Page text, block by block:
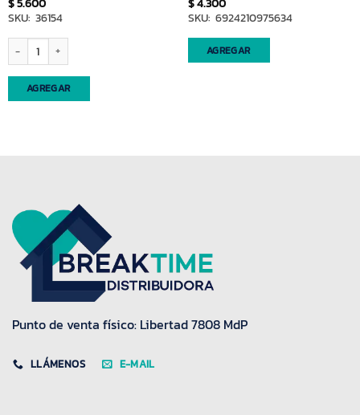
SKU: 36154
Llavero Capybara Kawaii cantidad
AGREGAR
SKU: 6924210975634
AGREGAR
Punto de venta físico: Libertad 7808 MdP
LLÁMENOS E-MAIL